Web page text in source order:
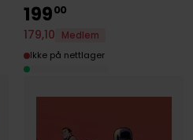
19900
179,10
Medlem
Ikke på nettlager